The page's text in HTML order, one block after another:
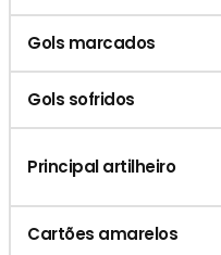
Gols marcados
Gols sofridos
Principal artilheiro
Cartões amarelos